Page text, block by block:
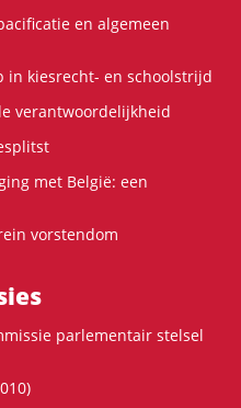
en algemeen
in kiesrecht- en schoolstrijd
verantwoordelijkheid
met België: een
vorstendom
parlementair stelsel